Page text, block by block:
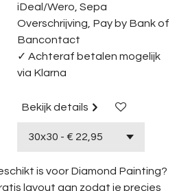
iDeal/Wero, Sepa
Overschrijving, Pay by Bank of
Bancontact
✓ Achteraf betalen mogelijk
via Klarna
Bekijk details
is voor Diamond Painting?
layout aan zodat je precies